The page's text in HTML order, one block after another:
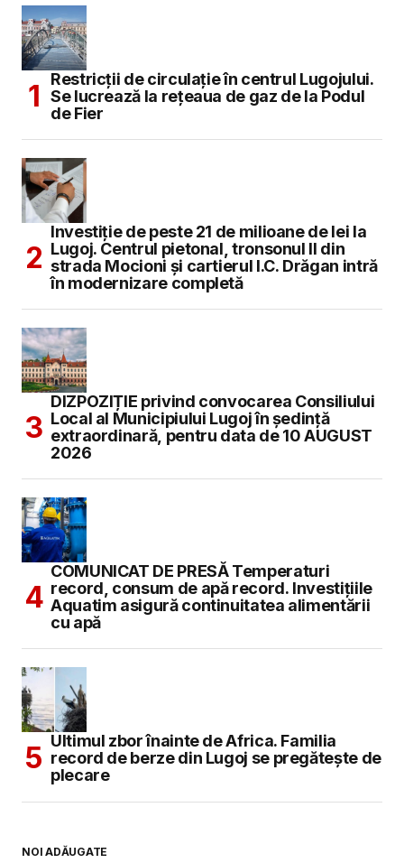
Restricții de circulație în centrul Lugojului.
Se lucrează la rețeaua de gaz de la Podul
de Fier
Investiție de peste 21 de milioane de lei la
Lugoj. Centrul pietonal, tronsonul II din
strada Mocioni și cartierul I.C. Drăgan intră
în modernizare completă
DIZPOZIȚIE privind convocarea Consiliului
Local al Municipiului Lugoj în şedinţă
extraordinară, pentru data de 10 AUGUST
2026
COMUNICAT DE PRESĂ Temperaturi
record, consum de apă record. Investițiile
Aquatim asigură continuitatea alimentării
cu apă
Ultimul zbor înainte de Africa. Familia
record de berze din Lugoj se pregătește de
plecare
NOI ADĂUGATE